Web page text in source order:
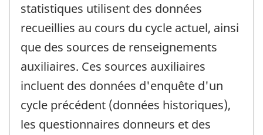
statistiques utilisent des données
recueillies au cours du cycle actuel, ainsi
que des sources de renseignements
auxiliaires. Ces sources auxiliaires
incluent des données d'enquête d'un
cycle précédent (données historiques),
les questionnaires donneurs et des